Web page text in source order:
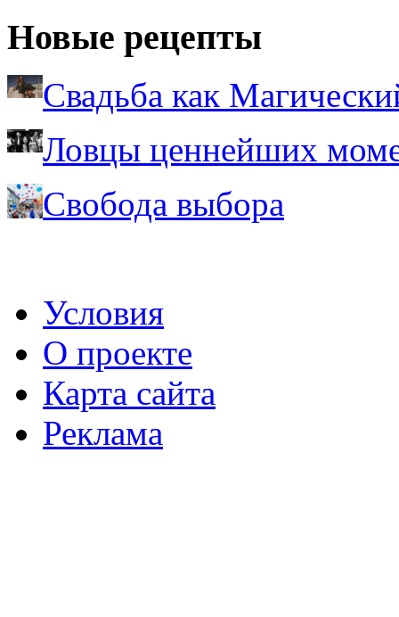
Новые рецепты
Свадьба как
Ловцы ценнейших
Свобода выбора
Условия
О проекте
Карта сайта
Реклама